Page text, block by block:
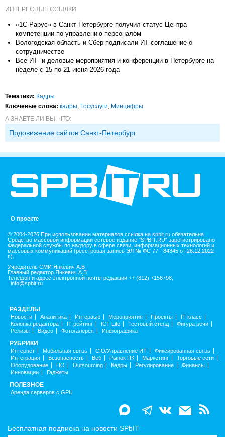
ИНТЕРЕСНЫЕ ССЫЛКИ
«1С-Рарус» в Санкт-Петербурге получил статус Центра
компетенции по управлению персоналом
Вологодская область и Сбер подписали ИТ-соглашение о
сотрудничестве
Все ИТ- и деловые мероприятия и конференции в Петербурге на
неделе с 15 по 21 июня 2026 года
Тематики: Кадры
Ключевые слова: кадры Госуслуги Минцифры
А ЗНАЕТЕ ЛИ ВЫ, ЧТО:
Прдовижение сайтов Санкт-Петербург
О проекте
© 2004-2026 При использовании материалов ссылка на spbit.ru обязательна
Средство массовой информации сетевое издание "SPBIT.RU" зарегистрировано
Федеральной службы по надзору в сфере связи, информационных технологий и
массовых коммуникаций (реестровая запись ЭЛ № ФС 77 - 84345 от 26.12.2022
г.).
Учредитель СМИ Янкевич А.В
Главный редактор Янкевич А.В
Телефон и адрес электронной почты редакции +7 (812) 7156798,
info@spbit.ru
РАЗДЕЛЫ
Новости Аналитика Интервью Мероприятия Проекты
IT класс
Колонка редактора
IT рейтинг ICT Life Тестовый стенд
Фигура речи
Релизы
Видео Фотогалерея Инфографика
РУБРИКИ
Интернет Мобильная связь CIO/Управление ИТ
Фиксированная связь
Интеграция
Безопасность Веб Рынок ПК Маркетинг
Торговые сети
Оборудование
ПО Outsourcing Кадры Регулирование
Финансы
Инновации
Гаджеты
ПОЛЕЗНОЕ
Аренда серверов с GPU
Бесплатная подписка на новости SPbIT